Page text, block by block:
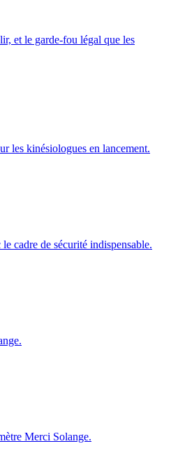
et le garde-fou légal que les
les kinésiologues en lancement.
cadre de sécurité indispensable.
Merci Solange.